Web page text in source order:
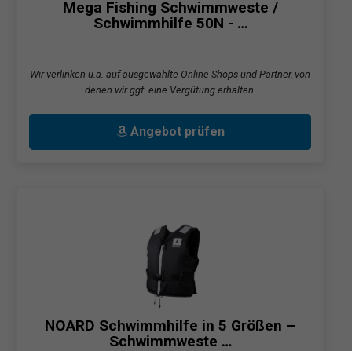
Mega Fishing Schwimmweste /
Schwimmhilfe 50N - …
Wir verlinken u.a. auf ausgewählte Online-Shops und Partner, von
denen wir ggf. eine Vergütung erhalten.
Angebot prüfen
NOARD Schwimmhilfe in 5 Größen –
Schwimmweste …